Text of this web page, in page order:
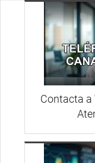
Contacta a